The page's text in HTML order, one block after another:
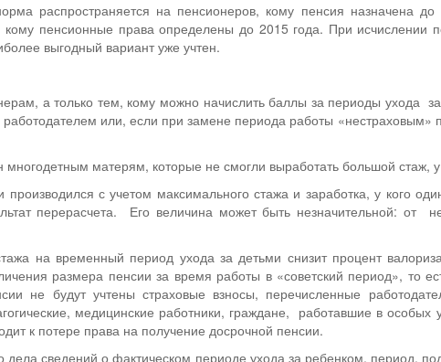
распространяется на пенсионеров, кому пенсия назначена до
кому пенсионные права определены до 2015 года. При исчислении
выгодный вариант уже учтен.
а только тем, кому можно начислить баллы за периоды ухода
или, если при замене периода работы «нестраховым»
матерям, которые не смогли выработать большой стаж, у
с учетом максимального стажа и заработка, у кого
перерасчета. Его величина может быть незначительной: от
на временный период ухода за детьми снизит процент
размера пенсии за время работы в «советский период», то
не будут учтены страховые взносы, перечисленные
медицинские работники, граждане, работавшие в особых
к потере права на получение досрочной пенсии.
дела сведений о фактическом периоде ухода за ребенком, период,